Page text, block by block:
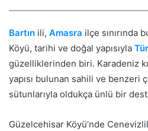
Bartın ili, Amasra ilçe sınırında
Köyü, tarihi ve doğal yapısıyla
güzelliklerinden biri. Karadeniz
yapısı bulunan sahili ve benzeri
sütunlarıyla oldukça ünlü bir
Güzelcehisar Köyü’nde